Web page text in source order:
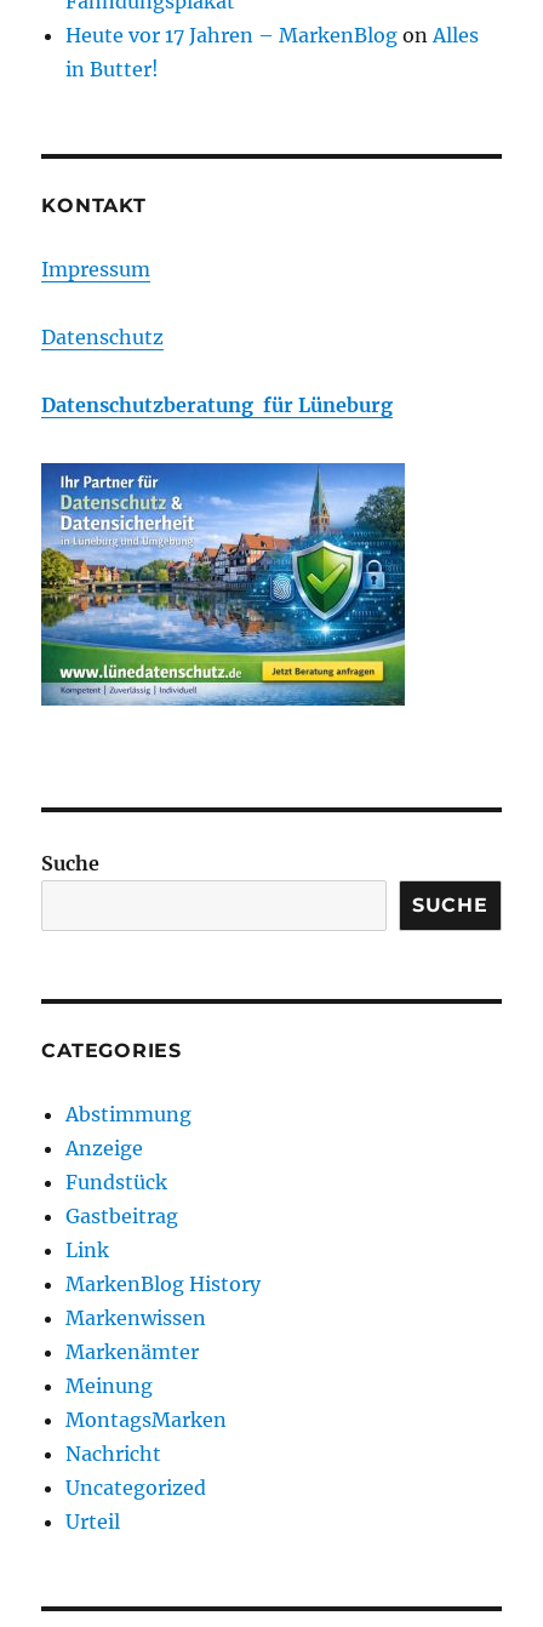
Heute vor 17 Jahren – MarkenBlog onAlles
in Butter!
KONTAKT
Impressum
Datenschutz
Datenschutzberatung für Lüneburg
Suche
SUCHE
CATEGORIES
Abstimmung
Anzeige
Fundstück
Gastbeitrag
Link
MarkenBlog History
Markenwissen
Markenämter
Meinung
MontagsMarken
Nachricht
Uncategorized
Urteil